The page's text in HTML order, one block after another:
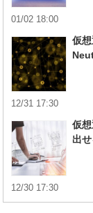
01/02 18:00
仮
12/31 17:30
仮
出
12/30 17:30